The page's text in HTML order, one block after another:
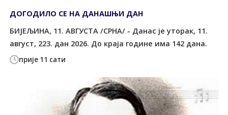
прије 11 сати
ДОГОДИЛО СЕ НА ДАНАШЊИ ДАН
БИЈЕЉИНА, 11. АВГУСТА /СРНА/ - Данас је уторак, 11.
август, 223. дан 2026. До краја године има 142 дана.